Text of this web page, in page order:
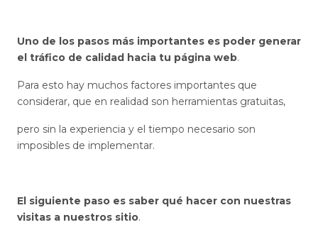
Uno de los pasos más importantes es poder generar
el tráfico de calidad hacia tu página web.
Para esto hay muchos factores importantes que
considerar, que en realidad son herramientas gratuitas,
pero sin la experiencia y el tiempo necesario son
imposibles de implementar.
El siguiente paso es saber qué hacer con nuestras
visitas a nuestros sitio.